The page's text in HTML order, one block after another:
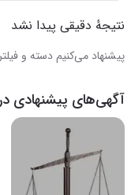
نتیجهٔ دقیقی پیدا نشد
پیشنهاد می‌کنیم دسته و
آگهی‌های پیشنهادی